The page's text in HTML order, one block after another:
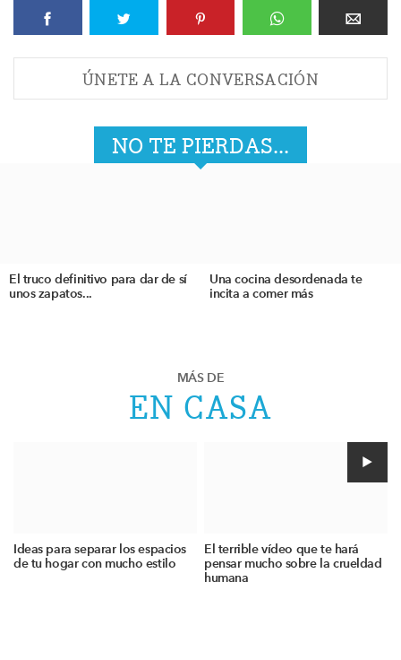
ÚNETE A LA CONVERSACIÓN
NO TE PIERDAS...
El truco definitivo para dar de sí
unos zapatos...
Una cocina desordenada te
incita a comer más
MÁS DE
EN CASA
Ideas para separar los espacios
de tu hogar con mucho estilo
El terrible vídeo que te hará
pensar mucho sobre la crueldad
humana